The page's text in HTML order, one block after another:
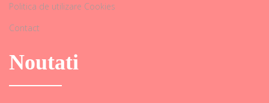
Politica de utilizare Cookies
Contact
Noutati